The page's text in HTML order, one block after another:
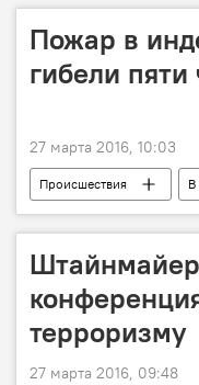
Пожар в
гибели пяти
27 марта 2016, 10:03
Происшествия В
терроризму
27 марта 2016, 09:48